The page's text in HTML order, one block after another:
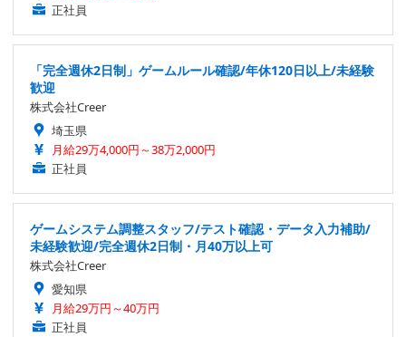
正社員
「完全週休2日制」ゲームルール確認/年休120日以上/未経験
歓迎
株式会社Creer
埼玉県
月給29万4,000円～38万2,000円
正社員
ゲームシステム調整スタッフ/テスト確認・データ入力補助/
未経験歓迎/完全週休2日制・月40万以上可
株式会社Creer
愛知県
月給29万円～40万円
正社員